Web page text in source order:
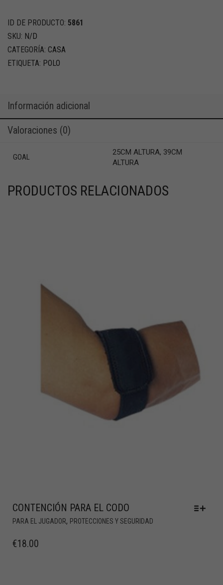
ID DE PRODUCTO: 5861
SKU: N/D
CATEGORÍA: CASA
ETIQUETA: POLO
Información adicional
Valoraciones (0)
GOAL
25CM ALTURA, 39CM
ALTURA
PRODUCTOS RELACIONADOS
CONTENCIÓN PARA EL CODO
PARA EL JUGADOR, PROTECCIONES Y SEGURIDAD
€18.00